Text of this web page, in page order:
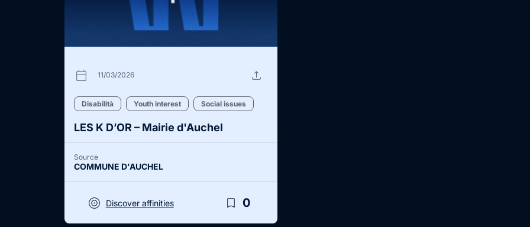
calendar_today 11/03/2026 upload
Disabilità Youth interest Social issues
LES K D’OR – Mairie d'Auchel
Source
COMMUNE D'AUCHEL
target Discover affinities bookmark_border 0